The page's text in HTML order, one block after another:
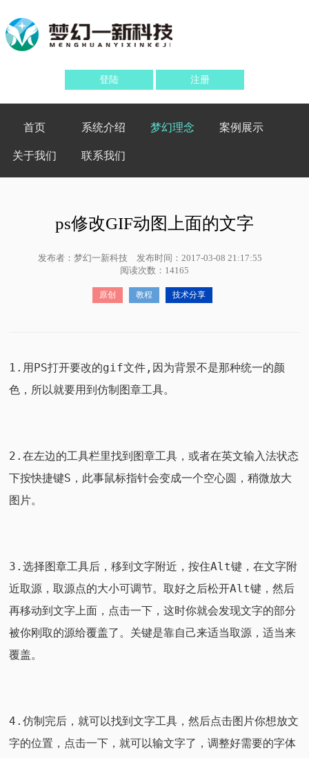
登陆 注册
首页 系统介绍 梦幻理念 案例展示
关于我们 联系我们
ps修改GIF动图上面的文字
发布者：梦幻一新科技
发布时间：2017-03-08 21:17:55
阅读次数：14165
原创 教程 技术分享
1.用PS打开要改的gif文件,因为背景不是那种统一的颜
色，所以就要用到仿制图章工具。
2.在左边的工具栏里找到图章工具，或者在英文输入法状态
下按快捷键S，此事鼠标指针会变成一个空心圆，稍微放大
图片。
3.选择图章工具后，移到文字附近，按住Alt键，在文字附
近取源，取源点的大小可调节。取好之后松开Alt键，然后
再移动到文字上面，点击一下，这时你就会发现文字的部分
被你刚取的源给覆盖了。关键是靠自己来适当取源，适当来
覆盖。
4.仿制完后，就可以找到文字工具，然后点击图片你想放文
字的位置，点击一下，就可以输文字了，调整好需要的字体